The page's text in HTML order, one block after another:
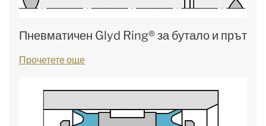
Пневматичен Glyd Ring® за бутало и прът
Прочетете още